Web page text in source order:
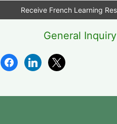
General Inquiry
facebooklinkedin
x